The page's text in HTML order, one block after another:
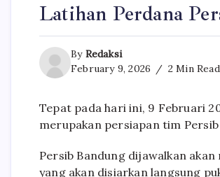
Latihan Perdana
By Redaksi
February 9, 2026
2 Min Read
Tepat pada hari ini, 9 Februari
merupakan persiapan tim
Persib Bandung dijawalkan
yang akan disiarkan langsung